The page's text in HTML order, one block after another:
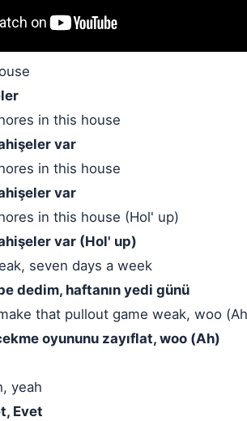
in this house
var
in this house
var
in this house (Hol' up)
var (Hol' up)
seven days a week
dedim, haftanın yedi günü
that pullout game weak, woo
oyununu zayıflat, woo (Ah)
yeah
Evet